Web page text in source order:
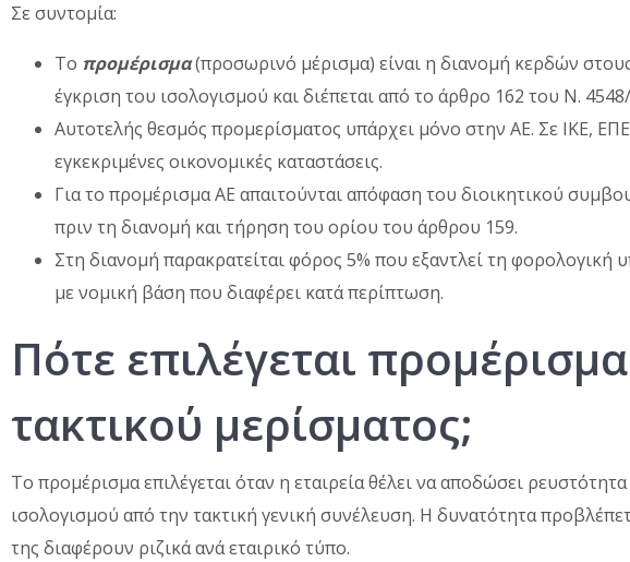
Σε συντομία:
Το προμέρισμα(προσωρινό μέρισμα) είναι η διανομή κερδών
έγκριση του ισολογισμού και διέπεται από το άρθρο 162 του Ν.
Αυτοτελής θεσμός προμερίσματος υπάρχει μόνο στην ΑΕ. Σε ΙΚΕ,
εγκεκριμένες οικονομικές καταστάσεις.
Για το προμέρισμα ΑΕ απαιτούνται απόφαση του διοικητικού
πριν τη διανομή και τήρηση του ορίου του άρθρου 159.
Στη διανομή παρακρατείται φόρος 5% που εξαντλεί τη
με νομική βάση που διαφέρει κατά περίπτωση.
Πότε επιλέγεται
τακτικού μερίσματος;
Το προμέρισμα επιλέγεται όταν η εταιρεία θέλει να αποδώσει
ισολογισμού από την τακτική γενική συνέλευση. Η δυνατότητα
της διαφέρουν ριζικά ανά εταιρικό τύπο.